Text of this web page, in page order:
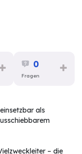
0
Fragen
als
– die